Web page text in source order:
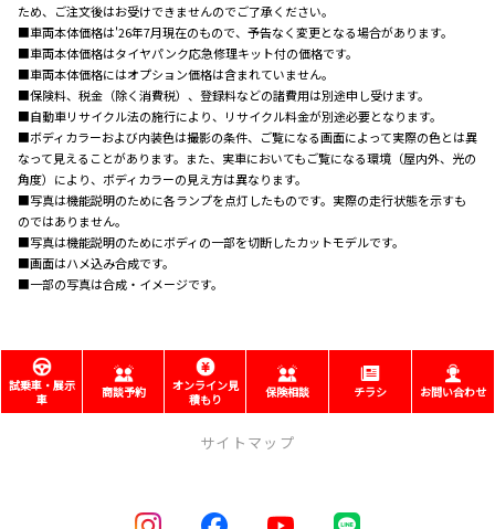
ため、ご注文後はお受けできませんのでご了承ください。
■車両本体価格は'26年7月現在のもので、予告なく変更となる場合があります。
■車両本体価格はタイヤパンク応急修理キット付の価格です。
■車両本体価格にはオプション価格は含まれていません。
■保険料、税金（除く消費税）、登録料などの諸費用は別途申し受けます。
■自動車リサイクル法の施行により、リサイクル料金が別途必要となります。
■ボディカラーおよび内装色は撮影の条件、ご覧になる画面によって実際の色とは異
なって見えることがあります。また、実車においてもご覧になる環境（屋内外、光の
角度）により、ボディカラーの見え方は異なります。
■写真は機能説明のために各ランプを点灯したものです。実際の走行状態を示すも
のではありません。
■写真は機能説明のためにボディの一部を切断したカットモデルです。
■画面はハメ込み合成です。
■一部の写真は合成・イメージです。
試乗車・展示
車
商談予約
オンライン見
積もり
保険相談 チラシ お問い合わせ
サイトマップ